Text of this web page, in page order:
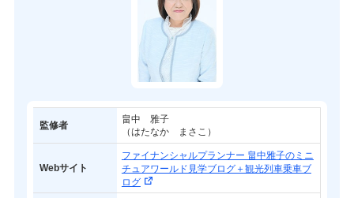
監修者
畠中 雅子
（はたなか まさこ）
Webサイト
ファイナンシャルプランナー 畠中雅子のミニ
チュアワールド見学ブログ＋観光列車乗車ブ
ログ